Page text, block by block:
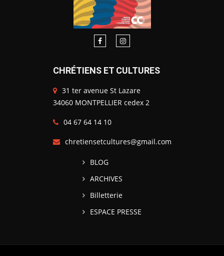
CHRÉTIENS ET CULTURES
31 ter avenue St Lazare
34060 MONTPELLIER cedex 2
04 67 64 14 10
chretiensetcultures@gmail.com
BLOG
ARCHIVES
Billetterie
ESPACE PRESSE